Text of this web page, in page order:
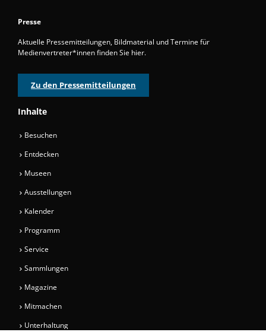
Presse
Aktuelle Pressemitteilungen, Bildmaterial und Termine für
Medienvertreter*innen finden Sie hier.
Zu den Pressemitteilungen
Inhalte
Besuchen
Entdecken
Museen
Ausstellungen
Kalender
Programm
Service
Sammlungen
Magazine
Mitmachen
Unterhaltung